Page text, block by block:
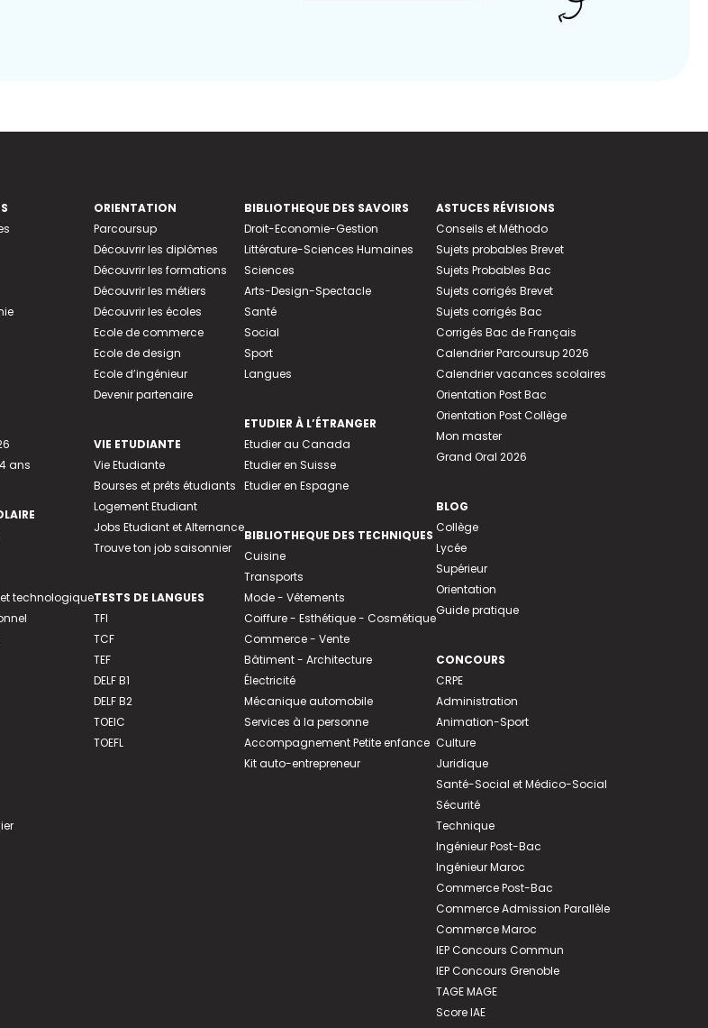
ans
technologique
ORIENTATION
Parcoursup
Découvrir les diplômes
Découvrir les formations
Découvrir les métiers
Découvrir les écoles
Ecole de commerce
Ecole de design
Ecole d’ingénieur
Devenir partenaire
VIE ETUDIANTE
Vie Etudiante
Bourses et prêts étudiants
Logement Etudiant
Jobs Etudiant et Alternance
Trouve ton job saisonnier
TESTS DE LANGUES
TFI
TCF
TEF
DELF B1
DELF B2
TOEIC
TOEFL
BIBLIOTHEQUE DES SAVOIRS
Droit-Economie-Gestion
Littérature-Sciences Humaines
Sciences
Arts-Design-Spectacle
Santé
Social
Sport
Langues
ETUDIER À L’ÉTRANGER
Etudier au Canada
Etudier en Suisse
Etudier en Espagne
BIBLIOTHEQUE DES TECHNIQUES
Cuisine
Transports
Mode - Vêtements
Coiffure - Esthétique - Cosmétique
Commerce - Vente
Bâtiment - Architecture
Électricité
Mécanique automobile
Services à la personne
Accompagnement Petite enfance
Kit auto-entrepreneur
ASTUCES RÉVISIONS
Conseils et Méthodo
Sujets probables Brevet
Sujets Probables Bac
Sujets corrigés Brevet
Sujets corrigés Bac
Corrigés Bac de Français
Calendrier Parcoursup 2026
Calendrier vacances scolaires
Orientation Post Bac
Orientation Post Collège
Mon master
Grand Oral 2026
BLOG
Collège
Lycée
Supérieur
Orientation
Guide pratique
CONCOURS
CRPE
Administration
Animation-Sport
Culture
Juridique
Santé-Social et Médico-Social
Sécurité
Technique
Ingénieur Post-Bac
Ingénieur Maroc
Commerce Post-Bac
Commerce Admission Parallèle
Commerce Maroc
IEP Concours Commun
IEP Concours Grenoble
TAGE MAGE
Score IAE